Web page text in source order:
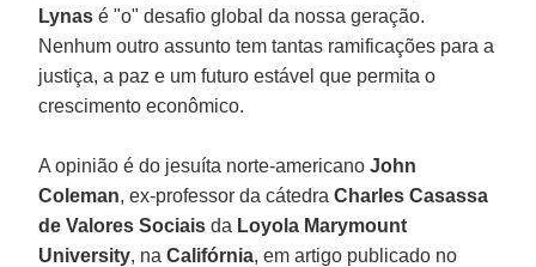
Lynasé "o" desafio global da nossa geração.
Nenhum outro assunto tem tantas ramificações para a
justiça, a paz e um futuro estável que permita o
crescimento econômico.
A opinião é do jesuíta norte-americanoJohn
Coleman, ex-professor da cátedraCharles Casassa
de Valores Sociaisda Loyola Marymount
University, naCalifórnia, em artigo publicado no